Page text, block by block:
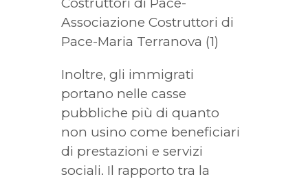
Inoltre, gli immigrati
portano nelle casse
pubbliche più di quanto
non usino come beneficiari
di prestazioni e servizi
sociali. Il rapporto tra la